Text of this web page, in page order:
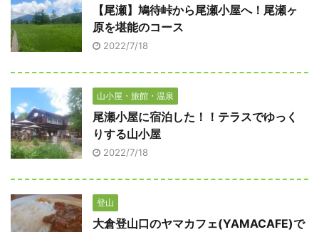
【尾瀬】鳩待峠から尾瀬小屋へ！尾瀬ヶ
原を堪能のコース
2022/7/18
山小屋・旅館・温泉
尾瀬小屋に宿泊した！！テラスでゆっく
りする山小屋
2022/7/18
登山
大倉登山口のヤマカフェ(YAMACAFE)で